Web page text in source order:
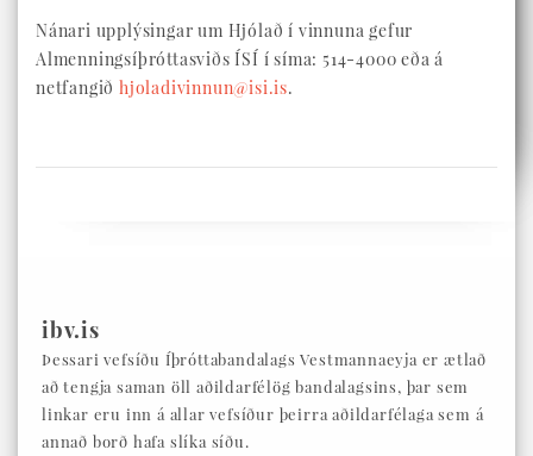
Nánari upplýsingar um Hjólað í vinnuna gefur
Almenningsíþróttasviðs ÍSÍ í síma: 514-4000 eða á
netfangið hjoladivinnun@isi.is.
ibv.is
Þessari vefsíðu Íþróttabandalags Vestmannaeyja er ætlað
að tengja saman öll aðildarfélög bandalagsins, þar sem
linkar eru inn á allar vefsíður þeirra aðildarfélaga sem á
annað borð hafa slíka síðu.